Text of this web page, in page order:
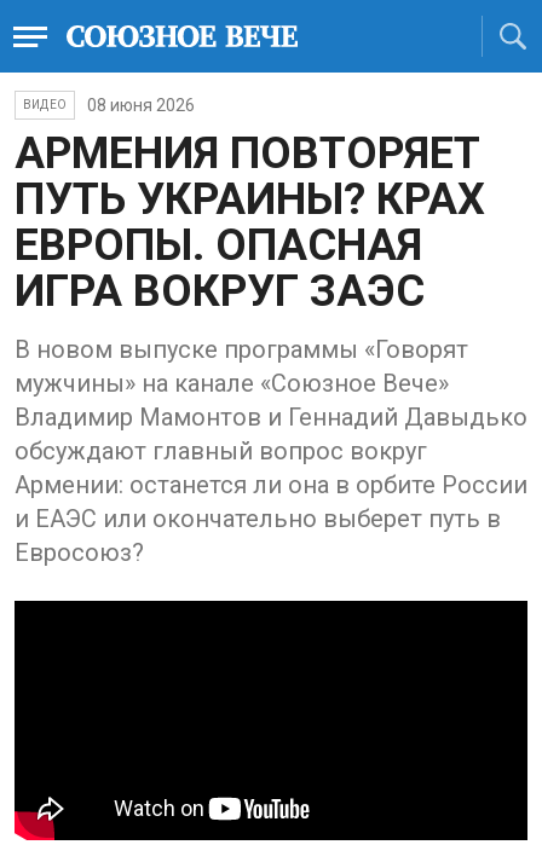
ВИДЕО 08 июня 2026
АРМЕНИЯ ПОВТОРЯЕТ
ПУТЬ УКРАИНЫ? КРАХ
ЕВРОПЫ. ОПАСНАЯ
ИГРА ВОКРУГ ЗАЭС
В новом выпуске программы «Говорят
мужчины» на канале «Союзное Вече»
Владимир Мамонтов и Геннадий Давыдько
обсуждают главный вопрос вокруг
Армении: останется ли она в орбите России
и ЕАЭС или окончательно выберет путь в
Евросоюз?